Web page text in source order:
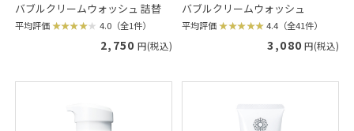
バブルクリームウォッシュ 詰替
平均評価 4.0（全1件）
2,750 円(税込)
バブルクリームウォッシュ
平均評価 4.4（全41件）
3,080 円(税込)